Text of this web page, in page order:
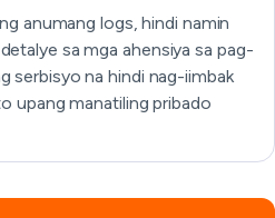
anumang logs, hindi namin
sa mga ahensiya sa pag-
serbisyo na hindi nag-iimbak
upang manatiling pribado